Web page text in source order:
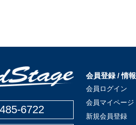
6722
会員登録 / 情報
会員ログイン
会員マイページ
新規会員登録